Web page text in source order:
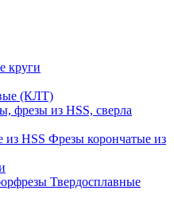
круги
(КЛТ)
фрезы из HSS, сверла
Фрезы корончатые из
Твердосплавные